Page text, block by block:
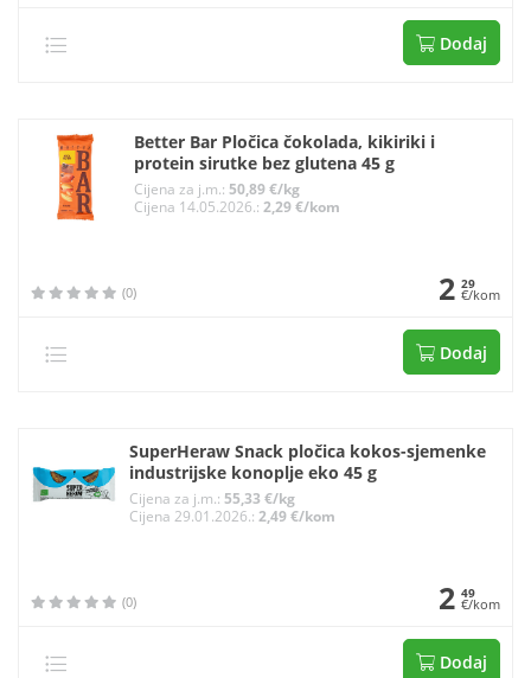
Dodaj
Better Bar Pločica čokolada, kikiriki i
protein sirutke bez glutena 45 g
Cijena za j.m.:50,89 €/kg
Cijena 14.05.2026.:2,29 €/kom
(0) 2 29
€/kom
Dodaj
SuperHeraw Snack pločica kokos-sjemenke
industrijske konoplje eko 45 g
Cijena za j.m.:55,33 €/kg
Cijena 29.01.2026.:2,49 €/kom
(0) 2 49
€/kom
Dodaj